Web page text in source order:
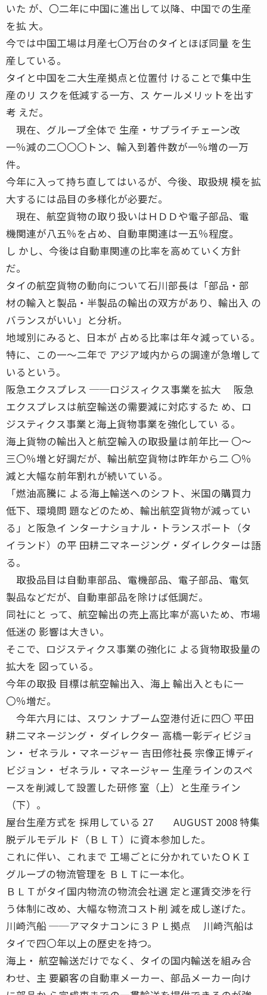
いた が、〇二年に中国に進出して以降、中国での生産
を拡 大。
今では中国工場は月産七〇万台のタイとほぼ同量 を生
産している。
タイと中国を二大生産拠点と位置付 けることで集中生
産のリ スクを低減する一方、ス ケールメリットを出す
考 えだ。
現在、グループ全体で 生産・サプライチェーン改
一％減の二〇〇〇トン、輸入到着件数が一％増の一万
件。
今年に入って持ち直してはいるが、今後、取扱規 模を拡
大するには品目の多様化が必要だ。
現在、航空貨物の取り扱いはＨＤＤや電子部品、電
機関連が八五％を占め、自動車関連は一五％程度。
し かし、今後は自動車関連の比率を高めていく方針
だ。
タイの航空貨物の動向について石川部長は「部品・部
材の輸入と製品・半製品の輸出の双方があり、輸出入 の
バランスがいい」と分析。
地域別にみると、日本が 占める比率は年々減っている。
特に、この一〜二年で アジア域内からの調達が急増して
いるという。
阪急エクスプレス ──ロジスィクス事業を拡大 阪急
エクスプレスは航空輸送の需要減に対応するた め、ロ
ジスティクス事業と海上貨物事業を強化してい る。
海上貨物の輸出入と航空輸入の取扱量は前年比一 〇〜
三〇％増と好調だが、輸出航空貨物は昨年から二 〇％
減と大幅な前年割れが続いている。
「燃油高騰に よる海上輸送へのシフト、米国の購買力
低下、環境問 題などのため、輸出航空貨物が減ってい
る」と阪急イ ンターナショナル・トランスポート（タ
イランド）の平 田耕二マネージング・ダイレクターは語
る。
取扱品目は自動車部品、電機部品、電子部品、電気
製品などだが、自動車部品を除けば低調だ。
同社にと って、航空輸出の売上高比率が高いため、市場
低迷の 影響は大きい。
そこで、ロジスティクス事業の強化に よる貨物取扱量の
拡大を 図っている。
今年の取扱 目標は航空輸出入、海上 輸出入ともに一
〇％増だ。
今年六月には、スワン ナプーム空港付近に四〇 平田
耕二マネージング・ ダイレクター 高橋一彰ディビジョ
ン・ ゼネラル・マネージャー 吉田修社長 宗像正博ディ
ビジョン・ ゼネラル・マネージャー 生産ラインのスペ
ースを削減して設置した研修 室（上）と生産ライン
（下）。
屋台生産方式を 採用している 27 AUGUST 2008 特集
脱デルモデル ド（ＢＬＴ）に資本参加した。
これに伴い、これまで 工場ごとに分かれていたＯＫＩ
グループの物流管理を ＢＬＴに一本化。
ＢＬＴがタイ国内物流の物流会社選 定と運賃交渉を行
う体制に改め、大幅な物流コスト削 減を成し遂げた。
川崎汽船 ──アマタナコンに３ＰＬ拠点 川崎汽船は
タイで四〇年以上の歴史を持つ。
海上・ 航空輸送だけでなく、タイの国内輸送を組み合
わせ、主 要顧客の自動車メーカー、部品メーカー向け